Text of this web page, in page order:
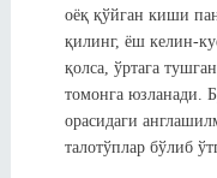
оёқ қўйган киши
қилинг, ёш келин-
қолса, ўртага
томонга юзланади.
орасидаги
талотўплар бўлиб